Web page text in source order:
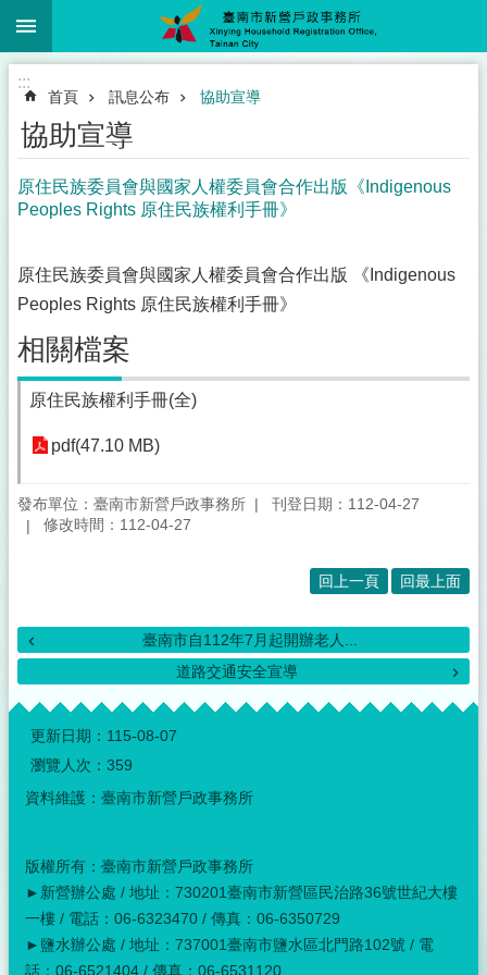
跳到主要內容區塊
:::
首頁 訊息公布 協助宣導
協助宣導
原住民族委員會與國家人權委員會合作出版《Indigenous
Peoples Rights 原住民族權利手冊》
原住民族委員會與國家人權委員會合作出版 《Indigenous
Peoples Rights 原住民族權利手冊》
相關檔案
原住民族權利手冊(全)
pdf(47.10 MB)
發布單位：臺南市新營戶政事務所
刊登日期：112-04-27
修改時間：112-04-27
回上一頁 回最上面
臺南市自112年7月起開辦老人...
道路交通安全宣導
:::
更新日期： 115-08-07
瀏覽人次： 359
資料維護：臺南市新營戶政事務所
版權所有：臺南市新營戶政事務所
►新營辦公處 / 地址：730201臺南市新營區民治路36號世紀大樓
一樓 / 電話：06-6323470 / 傳真：06-6350729
►鹽水辦公處 / 地址：737001臺南市鹽水區北門路102號 / 電
話：06-6521404 / 傳真：06-6531120